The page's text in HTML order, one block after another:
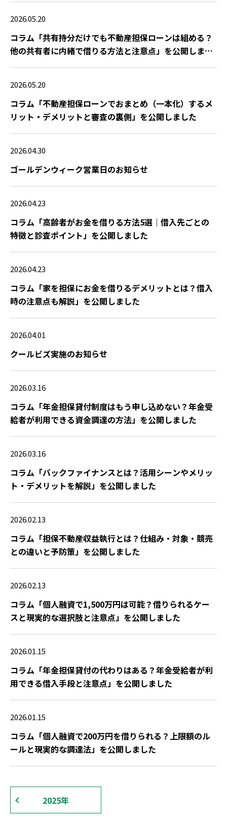
2026.05.20
コラム「共有持分だけでも不動産担保ローンは組める？
他の共有者に内緒で借りる方法と注意点」を公開しまし
2026.05.20
コラム「不動産担保ローンでおまとめ（一本化）するメ
リット・デメリットと審査の裏側」を公開しました
2026.04.30
ゴールデンウィーク営業日のお知らせ
2026.04.23
コラム「高齢者がお金を借りる方法5選｜借入先ごとの
特徴と診査ポイント」を公開しました
2026.04.23
コラム「家を担保にお金を借りるデメリットとは？借入
時の注意点も解説」を公開しました
2026.04.01
クールビズ実施のお知らせ
2026.03.16
コラム「年金担保貸付制度はもう申し込めない？年金受
給者が利用できる資金調達の方法」を公開しました
2026.03.16
コラム「バックファイナンスとは？活用シーンやメリッ
ト・デメリットを解説」を公開しました
2026.02.13
コラム「担保不動産収益執行とは？仕組み・対象・競売
との違いと予防策」を公開しました
2026.02.13
コラム「個人融資で1,500万円は可能？借りられるケー
スと現実的な選択肢と注意点」を公開しました
2026.01.15
コラム「年金担保貸付の代わりはある？年金受給者が利
用できる借入手段と注意点」を公開しました
2026.01.15
コラム「個人融資で200万円を借りられる？上限額のル
ールと現実的な調達法」を公開しました
2025年